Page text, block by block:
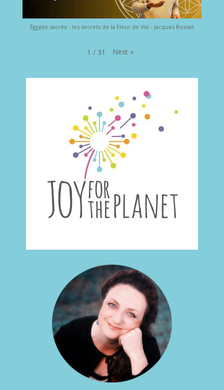
Égypte sacrée : les secrets de la Fleur de Vie - Jacques Rosset
1 / 31 Next »